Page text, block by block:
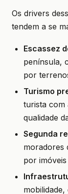
Os drivers
tendem a se
Escassez
península,
por
Turismo
turista com
qualidade
Segunda
moradores
por